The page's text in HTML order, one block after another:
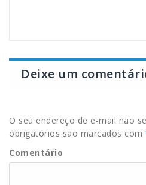
Deixe um
O seu endereço de e-mail não
obrigatórios são marcados com
Comentário